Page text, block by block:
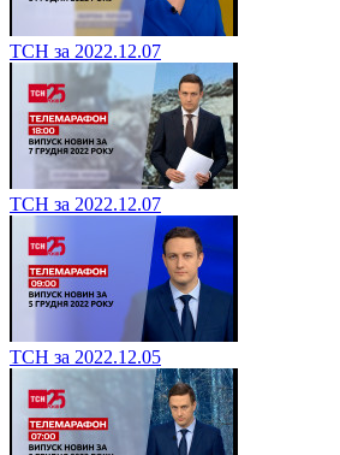
ТСН за 2022.12.07
ТСН за 2022.12.07
ТСН за 2022.12.05